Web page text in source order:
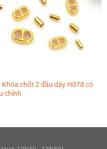
Khóa chốt 2 đầu dây H078 có
chỉnh